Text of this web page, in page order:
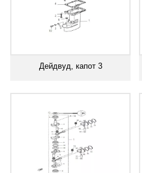
Дейдвуд, капот 3